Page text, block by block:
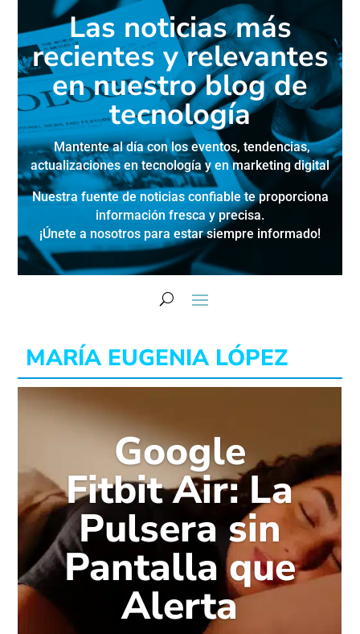
Las noticias más
recientes y relevantes
en nuestro blog de
tecnología
Mantente al día con los eventos, tendencias,
actualizaciones entecnología y en marketing digital
Nuestra fuente de noticias confiable te proporciona
información fresca y precisa.
¡Únete a nosotros para estar siempre informado!
MARÍA EUGENIA LÓPEZ
Google
Fitbit Air: La
Pulsera sin
Pantalla que
Alerta